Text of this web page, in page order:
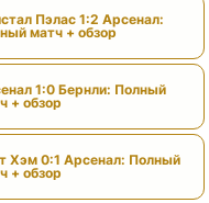
Пэлас 1:2 Арсенал:
матч + обзор
1:0 Бернли: Полный
+ обзор
Хэм 0:1 Арсенал: Полный
+ обзор